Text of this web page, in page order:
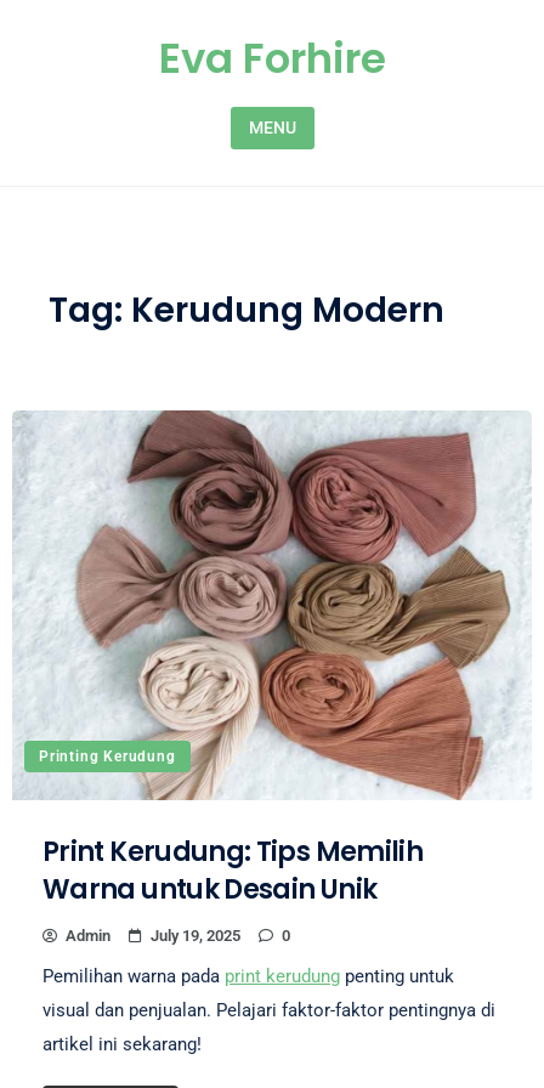
Eva Forhire
MENU
Tag: Kerudung Modern
Printing Kerudung
Print Kerudung: Tips Memilih
Warna untuk Desain Unik
Admin July 19, 2025 0
Pemilihan warna pada print kerudung penting untuk
visual dan penjualan. Pelajari faktor-faktor pentingnya di
artikel ini sekarang!